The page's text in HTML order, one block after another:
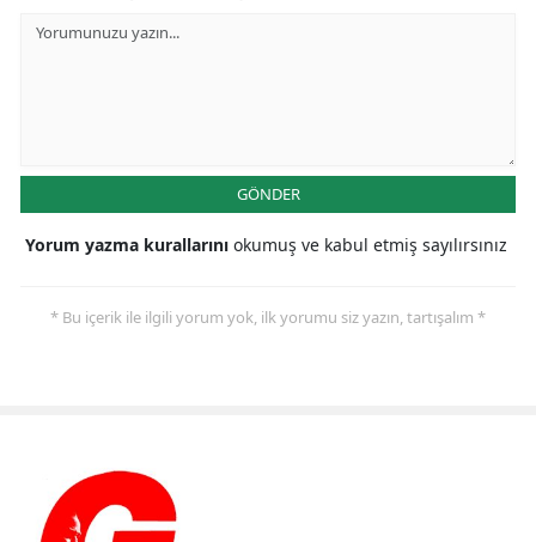
GÖNDER
Yorum yazma kurallarını okumuş ve kabul etmiş sayılırsınız
* Bu içerik ile ilgili yorum yok, ilk yorumu siz yazın, tartışalım *